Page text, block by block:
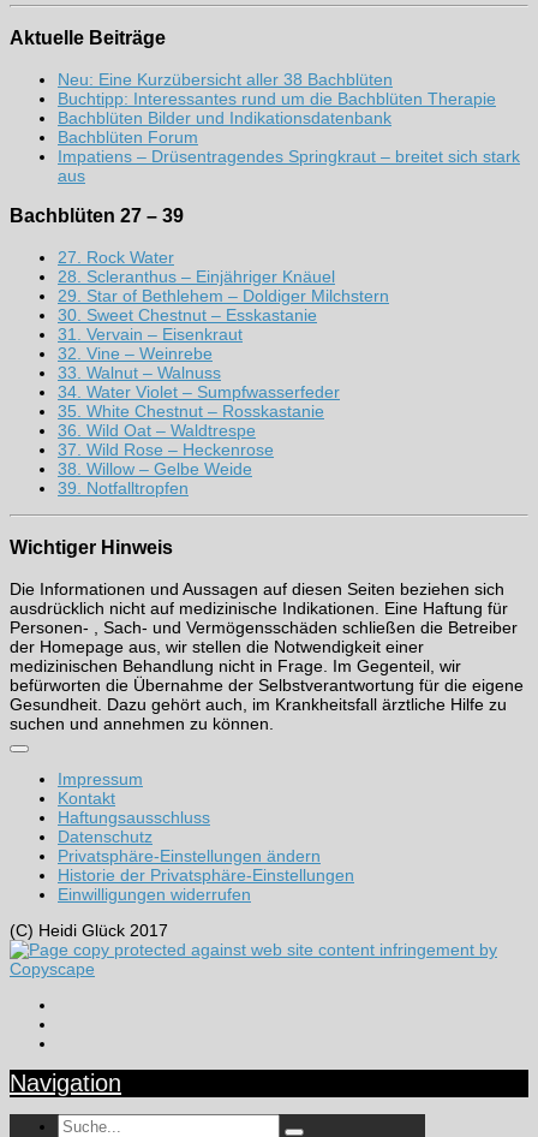
Aktuelle Beiträge
Neu: Eine Kurzübersicht aller 38 Bachblüten
Buchtipp: Interessantes rund um die Bachblüten Therapie
Bachblüten Bilder und Indikationsdatenbank
Bachblüten Forum
Impatiens – Drüsentragendes Springkraut – breitet sich stark
aus
Bachblüten 27 – 39
27. Rock Water
28. Scleranthus – Einjähriger Knäuel
29. Star of Bethlehem – Doldiger Milchstern
30. Sweet Chestnut – Esskastanie
31. Vervain – Eisenkraut
32. Vine – Weinrebe
33. Walnut – Walnuss
34. Water Violet – Sumpfwasserfeder
35. White Chestnut – Rosskastanie
36. Wild Oat – Waldtrespe
37. Wild Rose – Heckenrose
38. Willow – Gelbe Weide
39. Notfalltropfen
Wichtiger Hinweis
Die Informationen und Aussagen auf diesen Seiten beziehen sich
ausdrücklich nicht auf medizinische Indikationen. Eine Haftung für
Personen- , Sach- und Vermögensschäden schließen die Betreiber
der Homepage aus, wir stellen die Notwendigkeit einer
medizinischen Behandlung nicht in Frage. Im Gegenteil, wir
befürworten die Übernahme der Selbstverantwortung für die eigene
Gesundheit. Dazu gehört auch, im Krankheitsfall ärztliche Hilfe zu
suchen und annehmen zu können.
Impressum
Kontakt
Haftungsausschluss
Datenschutz
Privatsphäre-Einstellungen ändern
Historie der Privatsphäre-Einstellungen
Einwilligungen widerrufen
(C) Heidi Glück 2017
Navigation